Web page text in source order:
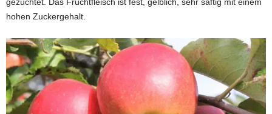
hohen Zuckergehalt.